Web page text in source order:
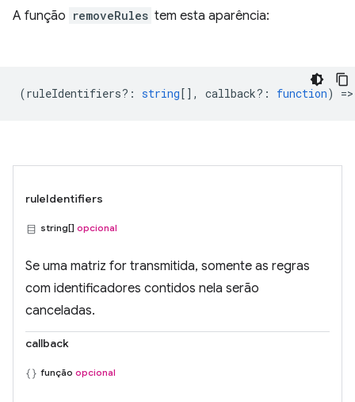
A função removeRules tem esta aparência:
(ruleIdentifiers? : string [], callback? : function)
ruleIdentifiers
string[] opcional
Se uma matriz for transmitida, somente as regras
com identificadores contidos nela serão
canceladas.
callback
função opcional